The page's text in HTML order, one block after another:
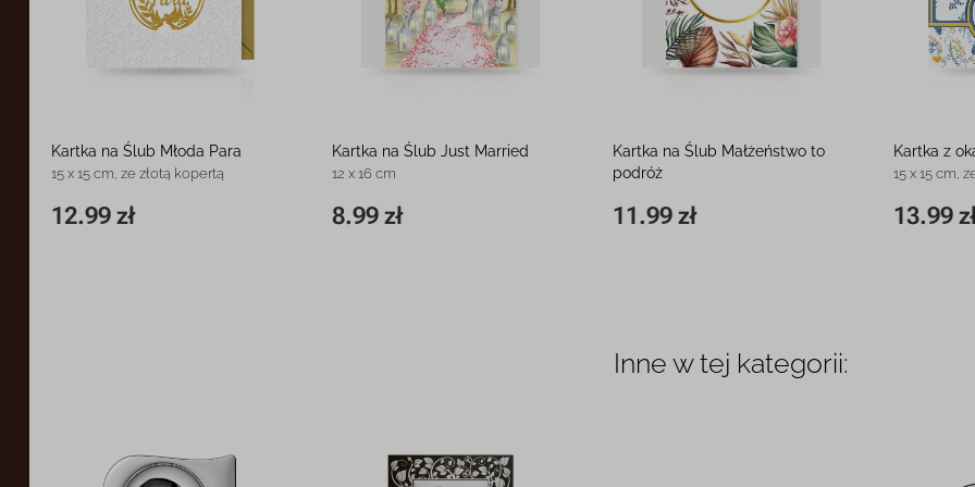
Kartka na Ślub Młoda Para
15 x 15 cm, ze złotą kopertą
12.99 zł
15 x 15 cm
Kartka na Ślub Just Married
12 x 16 cm
8.99 zł
11,8 x 16,3 cm
Kartka na Ślub Małżeństwo to
podróż
11.99 zł
11,8 x 16,2 cm
Kartka z
15 x 15 cm,
13.99
15 x 15 cm
Inne w tej kategorii: